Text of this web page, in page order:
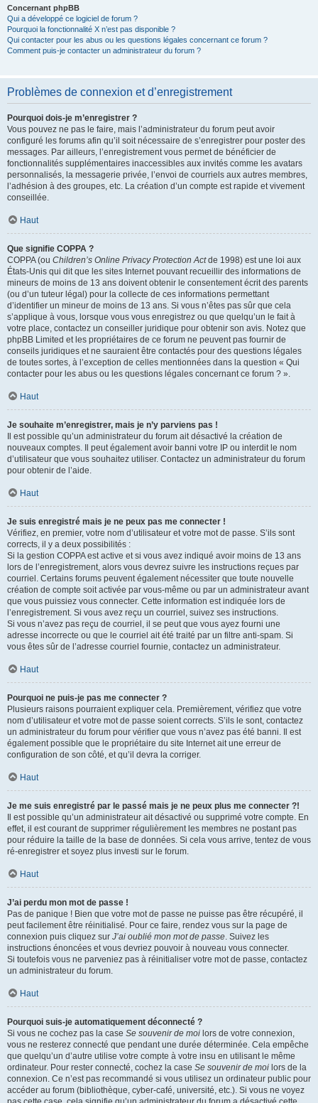
Concernant phpBB
Qui a développé ce logiciel de forum ?
Pourquoi la fonctionnalité X n’est pas disponible ?
Qui contacter pour les abus ou les questions légales concernant ce forum ?
Comment puis-je contacter un administrateur du forum ?
Problèmes de connexion et d’enregistrement
Pourquoi dois-je m’enregistrer ?
Vous pouvez ne pas le faire, mais l’administrateur du forum peut avoir
configuré les forums afin qu’il soit nécessaire de s’enregistrer pour poster des
messages. Par ailleurs, l’enregistrement vous permet de bénéficier de
fonctionnalités supplémentaires inaccessibles aux invités comme les avatars
personnalisés, la messagerie privée, l’envoi de courriels aux autres membres,
l’adhésion à des groupes, etc. La création d’un compte est rapide et vivement
conseillée.
Haut
Que signifie COPPA ?
COPPA (ou Children’s Online Privacy Protection Actde 1998) est une loi aux
États-Unis qui dit que les sites Internet pouvant recueillir des informations de
mineurs de moins de 13 ans doivent obtenir le consentement écrit des parents
(ou d’un tuteur légal) pour la collecte de ces informations permettant
d’identifier un mineur de moins de 13 ans. Si vous n’êtes pas sûr que cela
s’applique à vous, lorsque vous vous enregistrez ou que quelqu’un le fait à
votre place, contactez un conseiller juridique pour obtenir son avis. Notez que
phpBB Limited et les propriétaires de ce forum ne peuvent pas fournir de
conseils juridiques et ne sauraient être contactés pour des questions légales
de toutes sortes, à l’exception de celles mentionnées dans la question « Qui
contacter pour les abus ou les questions légales concernant ce forum ? ».
Haut
Je souhaite m’enregistrer, mais je n’y parviens pas !
Il est possible qu’un administrateur du forum ait désactivé la création de
nouveaux comptes. Il peut également avoir banni votre IP ou interdit le nom
d’utilisateur que vous souhaitez utiliser. Contactez un administrateur du forum
pour obtenir de l’aide.
Haut
Je suis enregistré mais je ne peux pas me connecter !
Vérifiez, en premier, votre nom d’utilisateur et votre mot de passe. S’ils sont
corrects, il y a deux possibilités :
Si la gestion COPPA est active et si vous avez indiqué avoir moins de 13 ans
lors de l’enregistrement, alors vous devrez suivre les instructions reçues par
courriel. Certains forums peuvent également nécessiter que toute nouvelle
création de compte soit activée par vous-même ou par un administrateur avant
que vous puissiez vous connecter. Cette information est indiquée lors de
l’enregistrement. Si vous avez reçu un courriel, suivez ses instructions.
Si vous n’avez pas reçu de courriel, il se peut que vous ayez fourni une
adresse incorrecte ou que le courriel ait été traité par un filtre anti-spam. Si
vous êtes sûr de l’adresse courriel fournie, contactez un administrateur.
Haut
Pourquoi ne puis-je pas me connecter ?
Plusieurs raisons pourraient expliquer cela. Premièrement, vérifiez que votre
nom d’utilisateur et votre mot de passe soient corrects. S’ils le sont, contactez
un administrateur du forum pour vérifier que vous n’avez pas été banni. Il est
également possible que le propriétaire du site Internet ait une erreur de
configuration de son côté, et qu’il devra la corriger.
Haut
Je me suis enregistré par le passé mais je ne peux plus me connecter ?!
Il est possible qu’un administrateur ait désactivé ou supprimé votre compte. En
effet, il est courant de supprimer régulièrement les membres ne postant pas
pour réduire la taille de la base de données. Si cela vous arrive, tentez de vous
ré-enregistrer et soyez plus investi sur le forum.
Haut
J’ai perdu mon mot de passe !
Pas de panique ! Bien que votre mot de passe ne puisse pas être récupéré, il
peut facilement être réinitialisé. Pour ce faire, rendez vous sur la page de
connexion puis cliquez sur J’ai oublié mon mot de passe. Suivez les
instructions énoncées et vous devriez pouvoir à nouveau vous connecter.
Si toutefois vous ne parveniez pas à réinitialiser votre mot de passe, contactez
un administrateur du forum.
Haut
Pourquoi suis-je automatiquement déconnecté ?
Si vous ne cochez pas la case Se souvenir de moi lors de votre connexion,
vous ne resterez connecté que pendant une durée déterminée. Cela empêche
que quelqu’un d’autre utilise votre compte à votre insu en utilisant le même
ordinateur. Pour rester connecté, cochez la case Se souvenir de moi lors de la
connexion. Ce n’est pas recommandé si vous utilisez un ordinateur public pour
accéder au forum (bibliothèque, cyber-café, université, etc.). Si vous ne voyez